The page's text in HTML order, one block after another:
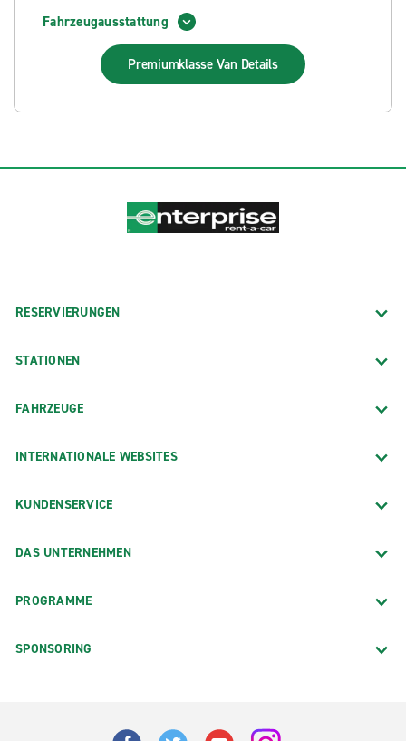
Fahrzeugausstattung
Premiumklasse Van Details
RESERVIERUNGEN
STATIONEN
FAHRZEUGE
INTERNATIONALE WEBSITES
KUNDENSERVICE
DAS UNTERNEHMEN
PROGRAMME
SPONSORING